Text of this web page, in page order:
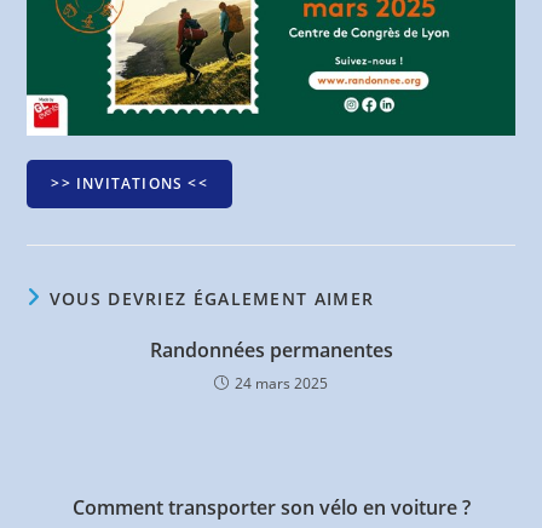
>> INVITATIONS <<
VOUS DEVRIEZ ÉGALEMENT AIMER
Randonnées permanentes
24 mars 2025
Comment transporter son vélo en voiture ?